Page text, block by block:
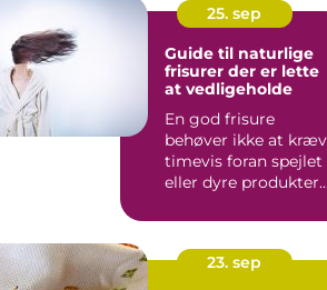
25. sep
Guide til naturlige
frisurer der er lette
at vedligeholde
En god frisure
behøver ikke at
timevis foran spejlet
eller dyre produkter.
23. sep